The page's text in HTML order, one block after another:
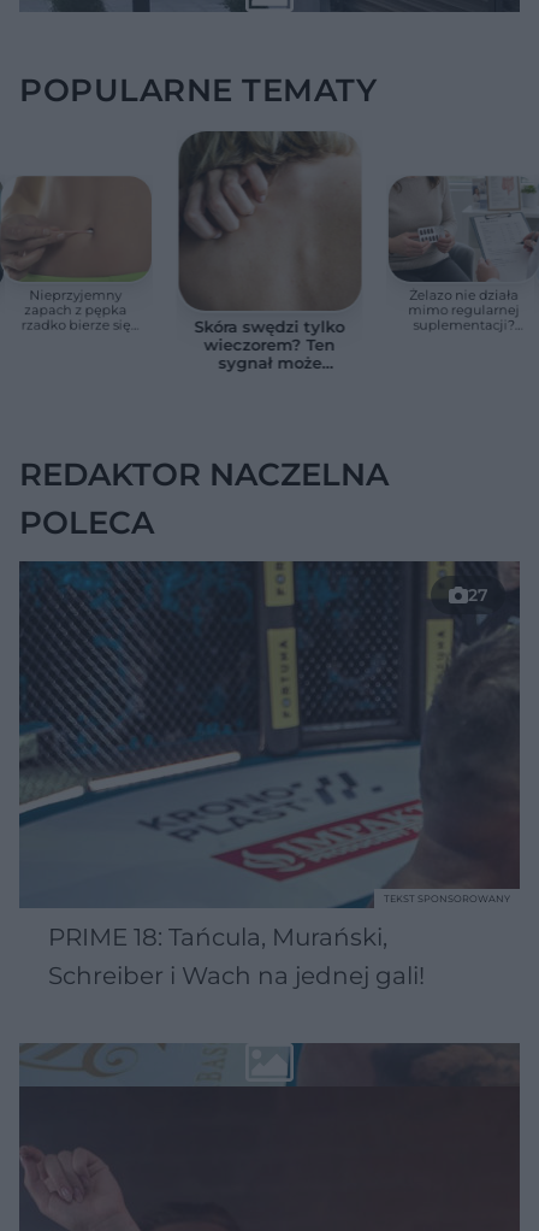
POPULARNE TEMATY
Nieprzyjemny
zapach z pępka
rzadko bierze się
Skóra swędzi tylko
wieczorem? Ten
sygnał może
Żelazo nie działa
mimo regularnej
suplementacji?
REDAKTOR NACZELNA
POLECA
27
PRIME 18: Tańcula, Murański,
Schreiber i Wach na jednej gali!
TEKST SPONSOROWANY